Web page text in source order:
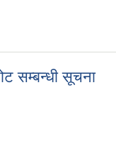
सम्बन्धी सूचना